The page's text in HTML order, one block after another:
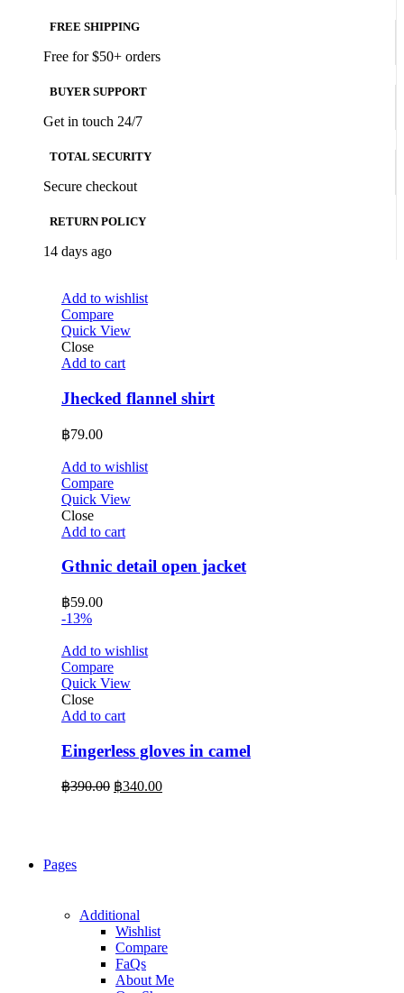
FREE SHIPPING
Free for $50+ orders
BUYER SUPPORT
Get in touch 24/7
TOTAL SECURITY
Secure checkout
RETURN POLICY
14 days ago
Add to wishlist
Compare
Quick View
Close
Add to cart
Jhecked flannel shirt
฿79.00
Add to wishlist
Compare
Quick View
Close
Add to cart
Gthnic detail open jacket
฿59.00
-13%
Add to wishlist
Compare
Quick View
Close
Add to cart
Eingerless gloves in camel
฿390.00 Original
฿340.00Current
Pages
Additional
Wishlist
Compare
FaQs
About Me